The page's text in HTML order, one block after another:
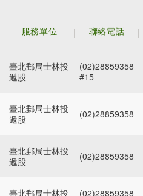
服務單位 聯絡電話
臺北郵局士林投
遞股
(02)28859358
#15
臺北郵局士林投
遞股
(02)28859358
臺北郵局士林投
遞股
(02)28859358
臺北郵局士林投 (02)28859358